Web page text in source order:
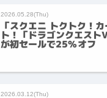
2026.05.28(Thu)
「スクエニ トクトク！
ト！「ドラゴンクエス
が初セールで25%オフ
2026.03.12(Thu)